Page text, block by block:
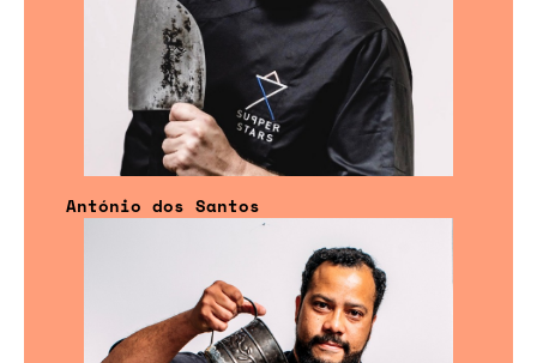
António dos Santos